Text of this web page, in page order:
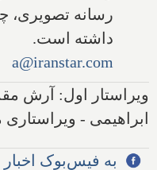
رسانه تصویری،
داشته است.
a@iranstar.com
ویراستار اول: آرش
ابراهیمی -
به فیس‌بوک اخبار